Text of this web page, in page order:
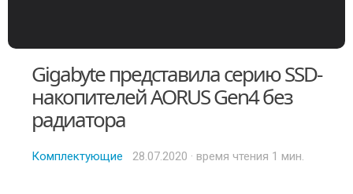
Gigabyte представила серию SSD-
накопителей AORUS Gen4 без
радиатора
Комплектующие
Posted
28.07.2020 · время чтения 1 мин.